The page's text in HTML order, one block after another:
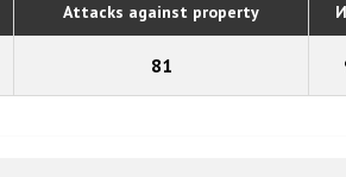
Attacks against property
81